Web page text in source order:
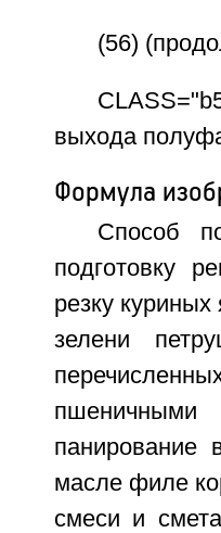
(56)
выхода
Формула
Способ
подготовку
резку
зелени
пшеничными
масле филе
смеси и